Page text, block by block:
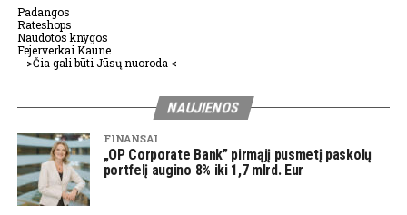
Padangos
Rateshops
Naudotos knygos
Fejerverkai Kaune
-->Čia gali būti Jūsų nuoroda <--
NAUJIENOS
FINANSAI
„OP Corporate Bank” pirmąjį pusmetį paskolų
portfelį augino 8% iki 1,7 mlrd. Eur